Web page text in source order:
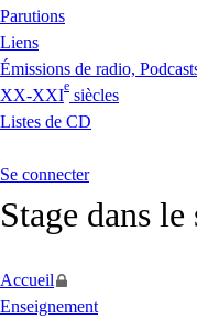
Parutions
Liens
Émissions de radio,
XX-XXI
e
siècles
Listes de CD
Se connecter
Stage dans
Accueil
Enseignement